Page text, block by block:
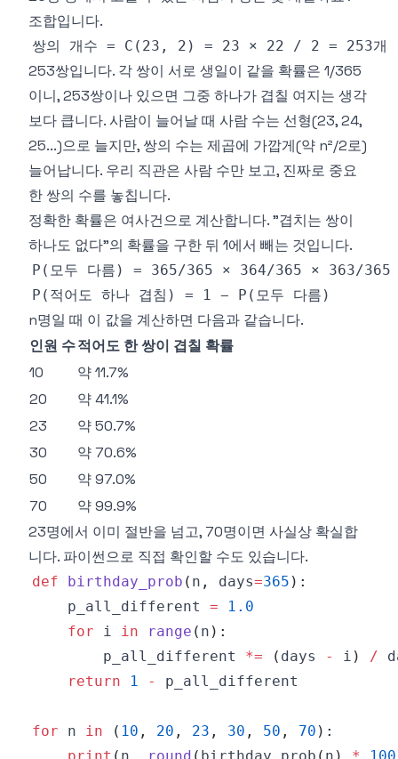
조합입니다.
253쌍입니다. 각 쌍이 서로 생일이 같을 확률은 1/365
이니, 253쌍이나 있으면 그중 하나가 겹칠 여지는 생각
보다 큽니다. 사람이 늘어날 때 사람 수는 선형(23, 24,
25...)으로 늘지만, 쌍의 수는 제곱에 가깝게(약 n²/2로)
늘어납니다. 우리 직관은 사람 수만 보고, 진짜로 중요
한 쌍의 수를 놓칩니다.
정확한 확률은 여사건으로 계산합니다. "겹치는 쌍이
하나도 없다"의 확률을 구한 뒤 1에서 빼는 것입니다.
n명일 때 이 값을 계산하면 다음과 같습니다.
인원 수적어도 한 쌍이 겹칠 확률
10
약 11.7%
20
약 41.1%
23
약 50.7%
30
약 70.6%
50
약 97.0%
70
약 99.9%
23명에서 이미 절반을 넘고, 70명이면 사실상 확실합
니다. 파이썬으로 직접 확인할 수도 있습니다.
def birthday_prob ( n , days=365 ) :
    p_all_different
=
1.0
for i in range ( n ) :
        p_all_different
*= ( days - i )
/
return
1 -
for n in ( 10 , 20 , 23 , 30 , 50 , 70 ) :